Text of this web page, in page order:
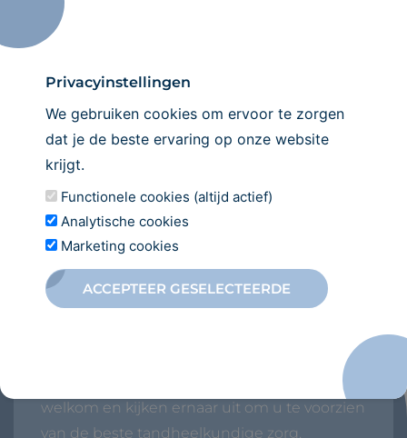
INSCHRIJVEN
welkom en kijken ernaar uit om u te voorzien
van de beste tandheelkundige zorg.
Privacyinstellingen
We gebruiken cookies om ervoor te zorgen
dat je de beste ervaring op onze website
krijgt.
Functionele cookies (altijd actief)
Analytische cookies
Marketing cookies
ACCEPTEER GESELECTEERDE